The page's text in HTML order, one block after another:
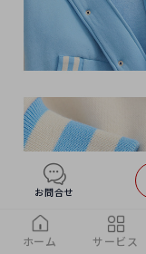
お問合せ
ホーム サービス